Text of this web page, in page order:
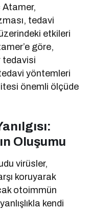
Atamer,
tedavi
etkileri
göre,
tedavisi
yöntemleri
önemli ölçüde
Oluşumu
virüsler,
koruyarak
otoimmün
kendi